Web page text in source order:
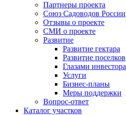
Партнеры проекта
Союз Садоводов России
Отзывы о проекте
СМИ о проекте
Развитие
Развитие гектара
Развитие поселков
Глазами инвестора
Услуги
Бизнес-планы
Меры поддержки
Вопрос-ответ
Каталог участков